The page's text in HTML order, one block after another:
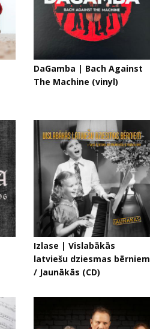
DaGamba | Bach Against
The Machine (vinyl)
Izlase | Vislabākās
latviešu dziesmas bērniem
/ Jaunākās (CD)